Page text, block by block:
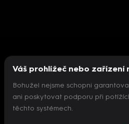
Nepodařilo se
Váš prohlížeč nebo zařízení
Bohužel nejsme schopni
ani poskytovat podporu při
těchto systémech.